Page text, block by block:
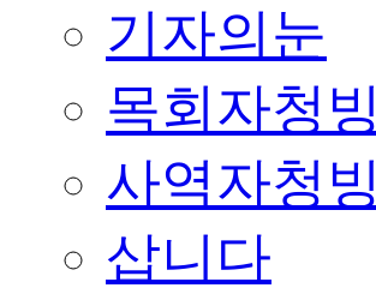
기자의눈
목회자청빙
사역자청빙
삽니다